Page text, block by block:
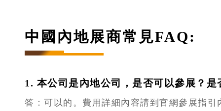
中國內地展商常見FAQ:
1. 本公司是內地公司，是否可以參展？是
答：可以的。費用詳細內容請到官網參展指